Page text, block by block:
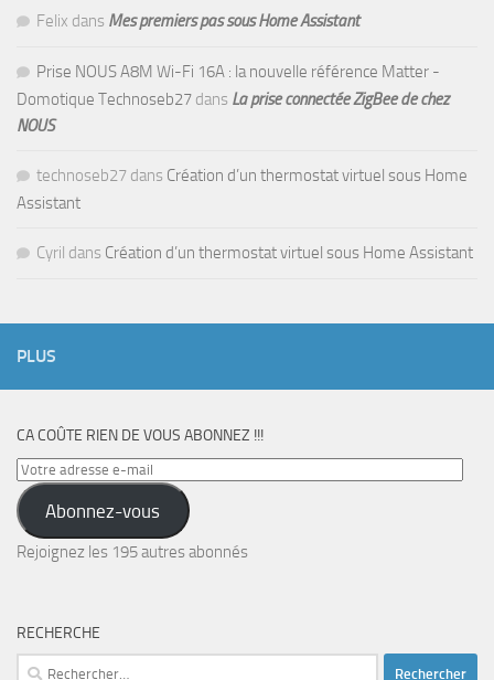
Felix dans Mes premiers pas sous Home Assistant
Prise NOUS A8M Wi-Fi 16A : la nouvelle référence Matter -
Domotique Technoseb27 dans La prise connectée ZigBee de chez
NOUS
technoseb27 dans Création d’un thermostat virtuel sous Home
Assistant
Cyril dans Création d’un thermostat virtuel sous Home Assistant
PLUS
CA COÛTE RIEN DE VOUS ABONNEZ !!!
Votre
adresse
e-
mail
Abonnez-vous
Rejoignez les 195 autres abonnés
RECHERCHE
Rechercher :